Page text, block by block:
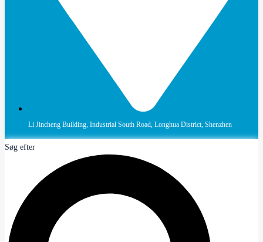
Li Jincheng Building, Industrial South Road, Longhua District, Shenzhen
Søg efter